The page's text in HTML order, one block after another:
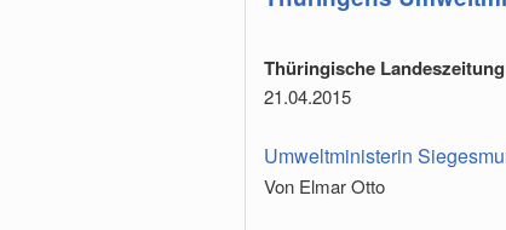
Thüringische Landeszeitung
21.04.2015
Umweltministerin
Von Elmar Otto